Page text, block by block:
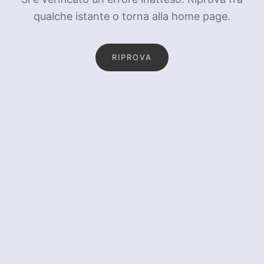
qualche istante o torna alla home page.
RIPROVA